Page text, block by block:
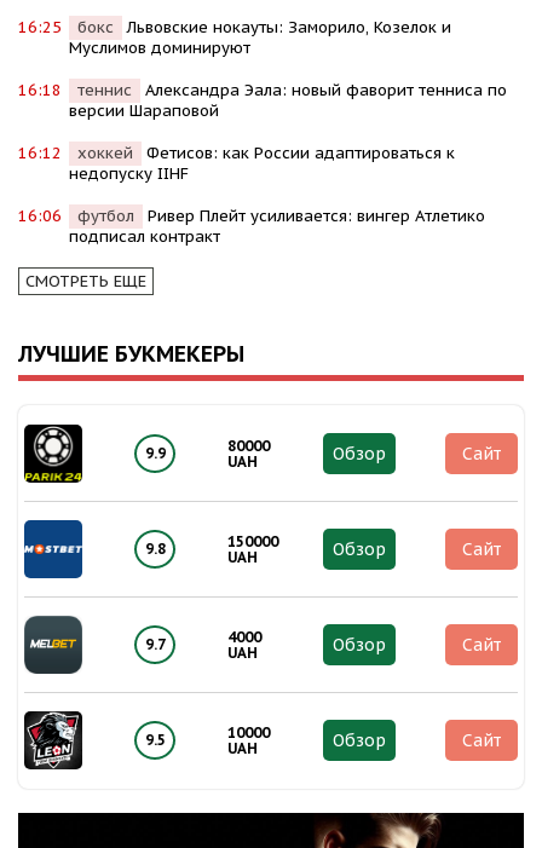
16:25 бокс
Львовские нокауты: Заморило, Козелок и
Муслимов доминируют
16:18 теннис
Александра Эала: новый фаворит тенниса по
версии Шараповой
16:12 хоккей
Фетисов: как России адаптироваться к
недопуску IIHF
16:06 футбол
Ривер Плейт усиливается: вингер Атлетико
подписал контракт
СМОТРЕТЬ ЕЩЕ
ЛУЧШИЕ БУКМЕКЕРЫ
9.9
80000
UAH
Обзор Сайт
9.8
150000
UAH
Обзор Сайт
9.7
4000
UAH
Обзор Сайт
9.5
10000
UAH
Обзор Сайт